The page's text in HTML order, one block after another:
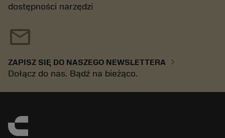
dostępności narzędzi
mail
ZAPISZ SIĘ DO NASZEGO NEWSLETTERA chevron_right
Dołącz do nas. Bądź na bieżąco.